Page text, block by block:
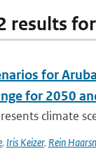
results
for
for 2050
climate
, Iris Keizer, Rein